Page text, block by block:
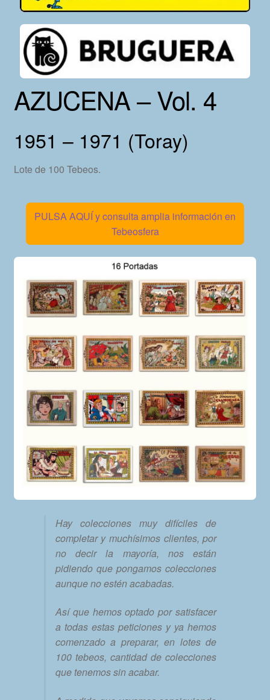
AZUCENA – Vol. 4
1951 – 1971 (Toray)
Lote de 100 Tebeos.
PULSA AQUÍ y consulta amplia información en
Tebeosfera
Hay colecciones muy difíciles de
completar y muchísimos clientes, por
no decir la mayoría, nos están
pidiendo que pongamos colecciones
aunque no estén acabadas.
Así que hemos optado por satisfacer
a todas estas peticiones y ya hemos
comenzado a preparar, en lotes de
100 tebeos, cantidad de colecciones
que tenemos sin acabar.